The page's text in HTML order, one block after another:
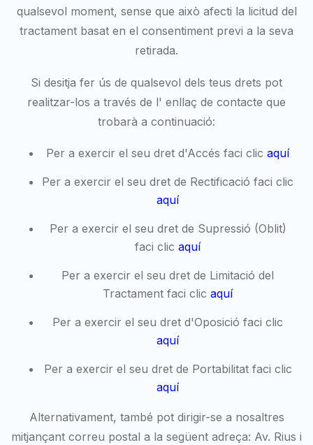
qualsevol moment, sense que això afecti la licitud del
tractament basat en el consentiment previ a la seva
retirada.
Si desitja fer ús de qualsevol dels teus drets pot
realitzar-los a través de l' enllaç de contacte que
trobarà a continuació:
Per a exercir el seu dret d'Accés faci clic aquí
Per a exercir el seu dret de Rectificació faci clic
aquí
Per a exercir el seu dret de Supressió (Oblit)
faci clic aquí
Per a exercir el seu dret de Limitació del
Tractament faci clic aquí
Per a exercir el seu dret d'Oposició faci clic
aquí
Per a exercir el seu dret de Portabilitat faci clic
aquí
Alternativament, també pot dirigir-se a nosaltres
mitjançant correu postal a la següent adreça: Av. Rius i